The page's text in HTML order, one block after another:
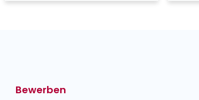
Bewerben